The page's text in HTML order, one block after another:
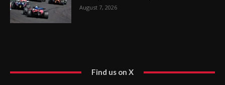
August 7, 2026
Find us on X